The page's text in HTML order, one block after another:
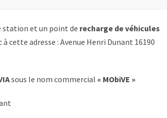
station et un point de recharge de véhicules
cette adresse : Avenue Henri Dunant 16190
sous le nom commercial « MObiVE »